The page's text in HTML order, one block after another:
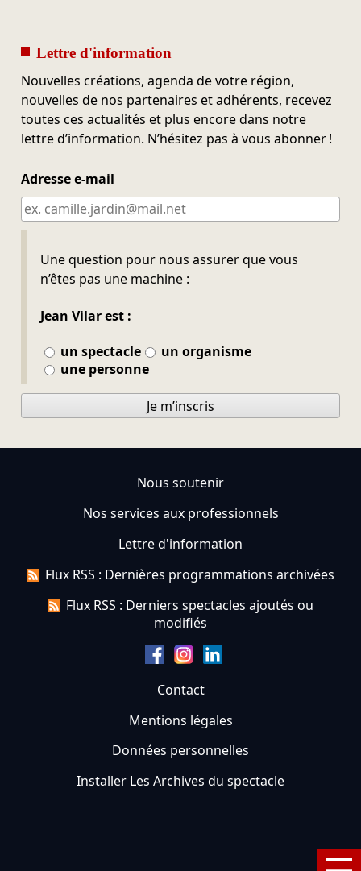
Lettre d'information
Nouvelles créations, agenda de votre région,
nouvelles de nos partenaires et adhérents, recevez
toutes ces actualités et plus encore dans notre
lettre d’information. N’hésitez pas à vous abonner !
Adresse e-mail
Une question pour nous assurer que vous
n’êtes pas une machine :
Jean Vilar est :
un spectacle
un organisme
une personne
Ne pas remplir
Je m’inscris
Nous soutenir
Nos services aux professionnels
Lettre d'information
Flux RSS : Dernières programmations archivées
Flux RSS : Derniers spectacles ajoutés ou
modifiés
Contact
Mentions légales
Données personnelles
Installer Les Archives du spectacle